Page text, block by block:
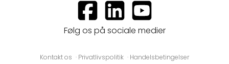
Følg os på sociale medier
Kontakt os Privatlivspolitik Handelsbetingelser